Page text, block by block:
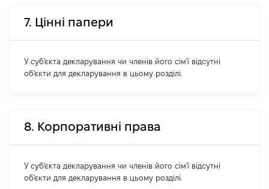
7. Цінні папери
У суб'єкта декларування чи членів його сім'ї відсутні
об'єкти для декларування в цьому розділі.
8. Корпоративні права
У суб'єкта декларування чи членів його сім'ї відсутні
об'єкти для декларування в цьому розділі.